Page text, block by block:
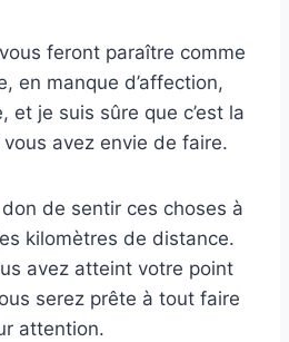
feront paraître comme
en manque d’affection,
et je suis sûre que c’est la
avez envie de faire.
de sentir ces choses à
kilomètres de distance.
avez atteint votre point
serez prête à tout faire
attention.